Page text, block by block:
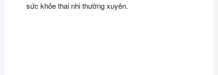
sức khỏe thai nhi thường xuyên.